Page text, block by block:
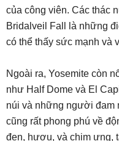
của công viên. Các thác
Bridalveil Fall là những
có thể thấy sức mạnh và
Ngoài ra, Yosemite còn
như Half Dome và El
núi và những người đam
cũng rất phong phú về
đen, hươu, và chim ưng,